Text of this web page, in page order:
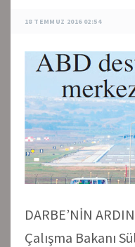
18 TEMMUZ 2016 02:54
DARBE’NİN
Çalışma Bakanı